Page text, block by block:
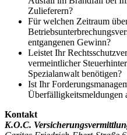
Zulieferern?
Für welchen Zeitraum
entgangenen Gewinn?
Leistet Ihr
vermeintlicher
Spezialanwalt benötigen?
Ist Ihr
Überfälligkeitsmeldungen
Kontakt
K.O.C.